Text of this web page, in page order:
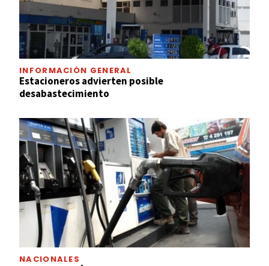
INFORMACIÓN GENERAL
Estacioneros advierten posible
desabastecimiento
NACIONALES